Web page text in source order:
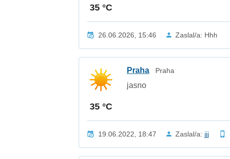
35 °C
26.06.2026, 15:46 Zaslal/a: Hhh
35 °C
Praha Praha
jasno
19.06.2022, 18:47 Zaslal/a: jjj